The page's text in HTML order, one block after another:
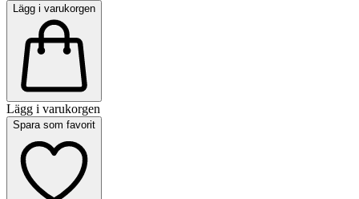
Lägg i varukorgen
Lägg i varukorgen
Spara som favorit